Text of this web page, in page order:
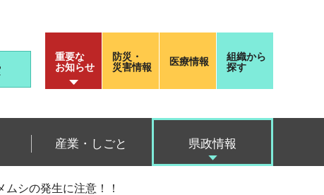
重要な
お知らせ
防災・
災害情報
医療情報
組織から
探す
産業・しごと 県政情報
シの発生に注意！！